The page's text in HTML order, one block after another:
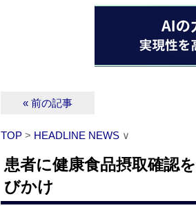
« 前の記事
TOP > HEADLINE NEWS ∨
患者に健康食品摂取確認
びかけ